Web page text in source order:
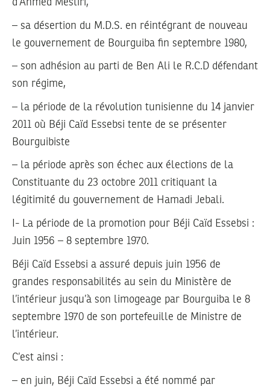
d’Ahmed Mestiri,
– sa désertion du M.D.S. en réintégrant de nouveau
le gouvernement de Bourguiba fin septembre 1980,
– son adhésion au parti de Ben Ali le R.C.D défendant
son régime,
– la période de la révolution tunisienne du 14 janvier
2011 où Béji Caïd Essebsi tente de se présenter
Bourguibiste
– la période après son échec aux élections de la
Constituante du 23 octobre 2011 critiquant la
légitimité du gouvernement de Hamadi Jebali.
I- La période de la promotion pour Béji Caïd Essebsi :
Juin 1956 – 8 septembre 1970.
Béji Caïd Essebsi a assuré depuis juin 1956 de
grandes responsabilités au sein du Ministère de
l’intérieur jusqu’à son limogeage par Bourguiba le 8
septembre 1970 de son portefeuille de Ministre de
l’intérieur.
C’est ainsi :
– en juin, Béji Caïd Essebsi a été nommé par